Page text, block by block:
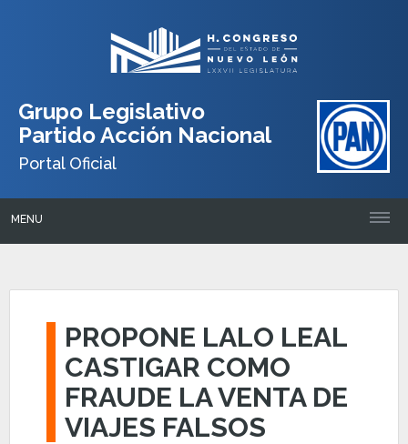
Grupo Legislativo
Partido Acción Nacional
Portal Oficial
MENU
PROPONE LALO LEAL
CASTIGAR COMO
FRAUDE LA VENTA DE
VIAJES FALSOS